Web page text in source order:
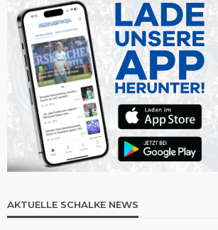
AKTUELLE SCHALKE NEWS